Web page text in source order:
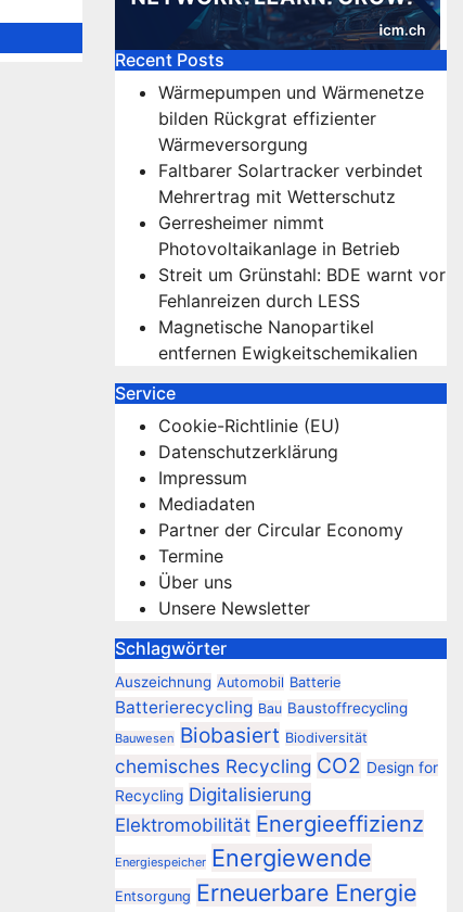
Recent Posts
Wärmepumpen und Wärmenetze
bilden Rückgrat effizienter
Wärmeversorgung
Faltbarer Solartracker verbindet
Mehrertrag mit Wetterschutz
Gerresheimer nimmt
Photovoltaikanlage in Betrieb
Streit um Grünstahl: BDE warnt vor
Fehlanreizen durch LESS
Magnetische Nanopartikel
entfernen Ewigkeitschemikalien
Service
Cookie-Richtlinie (EU)
Datenschutzerklärung
Impressum
Mediadaten
Partner der Circular Economy
Termine
Über uns
Unsere Newsletter
Schlagwörter
Auszeichnung Automobil Batterie
Batterierecycling Bau Baustoffrecycling
Bauwesen Biobasiert Biodiversität
chemisches Recycling CO2 Design for
Recycling Digitalisierung
Elektromobilität Energieeffizienz
Energiespeicher Energiewende
Entsorgung Erneuerbare Energie